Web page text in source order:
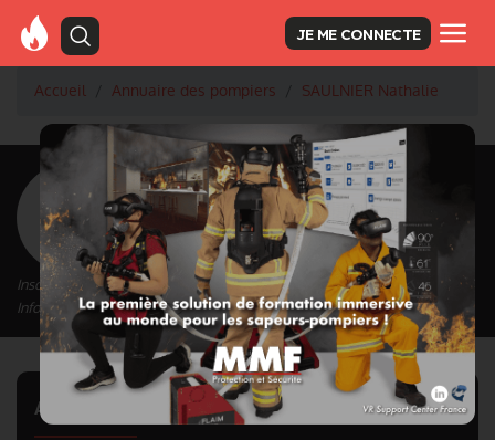
JE ME CONNECTE
Accueil Annuaire des pompiers SAULNIER Nathalie
<Retour à la liste des pompiers
SAULNIER Nathalie
Inscrit depuis le 12/09/2020 à 15:57
Informations mises à jour le 25/04/2023 à 19:51
Affectations